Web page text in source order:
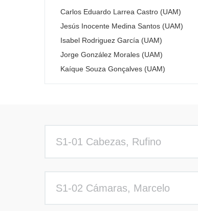
Carlos Eduardo Larrea Castro (UAM)
Jesús Inocente Medina Santos (UAM)
Isabel Rodriguez García (UAM)
Jorge González Morales (UAM)
Kaíque Souza Gonçalves (UAM)
S1-01 Cabezas, Rufino
S1-02 Cámaras, Marcelo